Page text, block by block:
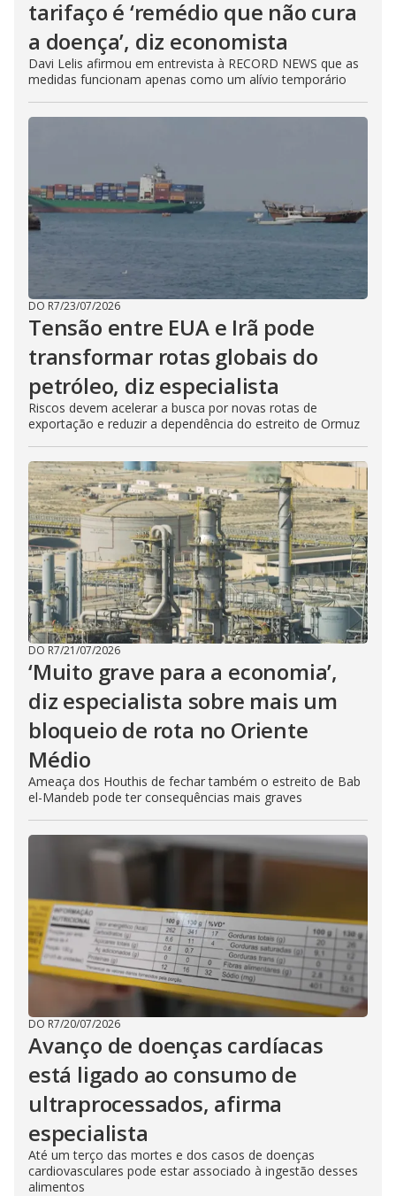
tarifaço é ‘remédio que não cura
a doença’, diz economista
Davi Lelis afirmou em entrevista à RECORD NEWS que as
medidas funcionam apenas como um alívio temporário
DO R7/23/07/2026
Tensão entre EUA e Irã pode
transformar rotas globais do
petróleo, diz especialista
Riscos devem acelerar a busca por novas rotas de
exportação e reduzir a dependência do estreito de Ormuz
DO R7/21/07/2026
‘Muito grave para a economia’,
diz especialista sobre mais um
bloqueio de rota no Oriente
Médio
Ameaça dos Houthis de fechar também o estreito de Bab
el-Mandeb pode ter consequências mais graves
DO R7/20/07/2026
Avanço de doenças cardíacas
está ligado ao consumo de
ultraprocessados, afirma
especialista
Até um terço das mortes e dos casos de doenças
cardiovasculares pode estar associado à ingestão desses
alimentos